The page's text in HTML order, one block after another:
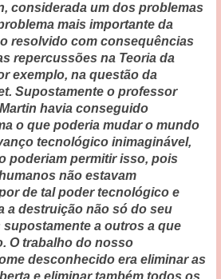
considerada um dos problemas
mais importante da
resolvido com consequências
repercussões na Teoria da
exemplo, na questão da
Supostamente o professor
havia conseguido
o que poderia mudar o mundo
tecnológico inimaginável,
poderiam permitir isso, pois
não estavam
de tal poder tecnológico e
a destruição não só do seu
a outros a que
O trabalho do nosso
desconhecido era eliminar as